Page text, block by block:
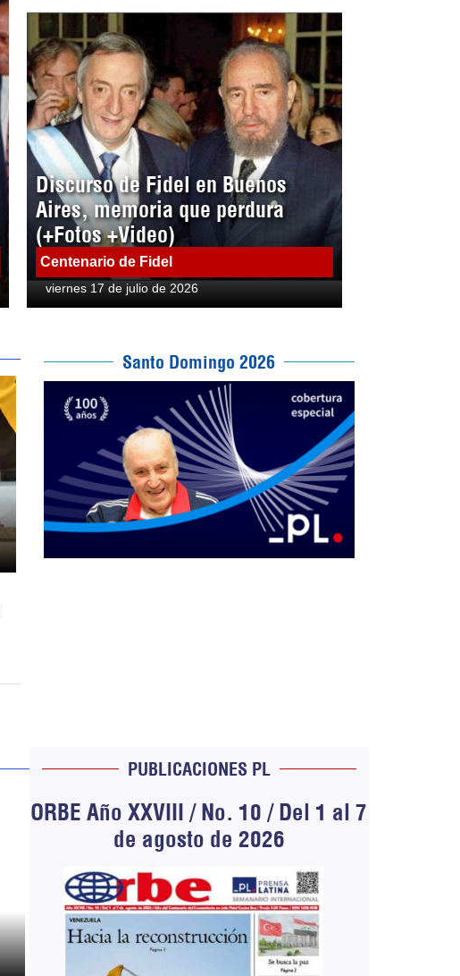
Discurso de Fidel en Buenos
Aires, memoria que perdura
(+Fotos +Video)
Centenario de Fidel
viernes 17 de julio de 2026
Santo Domingo 2026
PUBLICACIONES PL
ORBE Año XXVIII / No. 10 / Del 1 al 7
de agosto de 2026